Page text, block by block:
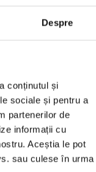
Despre
conținutul și
sociale și pentru a
partenerilor de
informații cu
Aceștia le pot
sau culese în urma